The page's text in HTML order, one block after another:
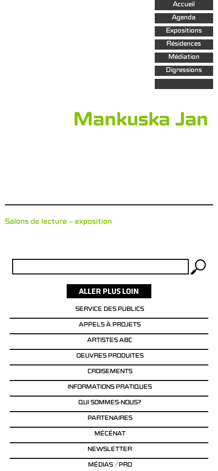
Aller au
contenu
principal
Accueil
Agenda
Expositions
Résidences
Médiation
Digressions
Mankuska Jan
Salons de lecture – exposition
SERVICE DES PUBLICS
APPELS À PROJETS
ARTISTES ABC
OEUVRES PRODUITES
CROISEMENTS
INFORMATIONS PRATIQUES
QUI SOMMES-NOUS?
PARTENAIRES
MÉCÉNAT
NEWSLETTER
MÉDIAS / PRO